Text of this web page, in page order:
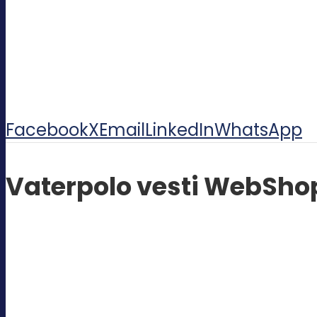
FacebookXEmailLinkedInWhatsApp
Vaterpolo vesti